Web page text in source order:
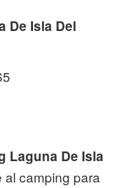
De Isla Del
Laguna De Isla
camping para